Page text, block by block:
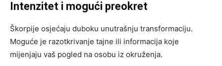
Intenzitet i mogući preokret
Škorpije osjećaju duboku unutrašnju transformaciju.
Moguće je razotkrivanje tajne ili informacija koje
mijenjaju vaš pogled na osobu iz okruženja.